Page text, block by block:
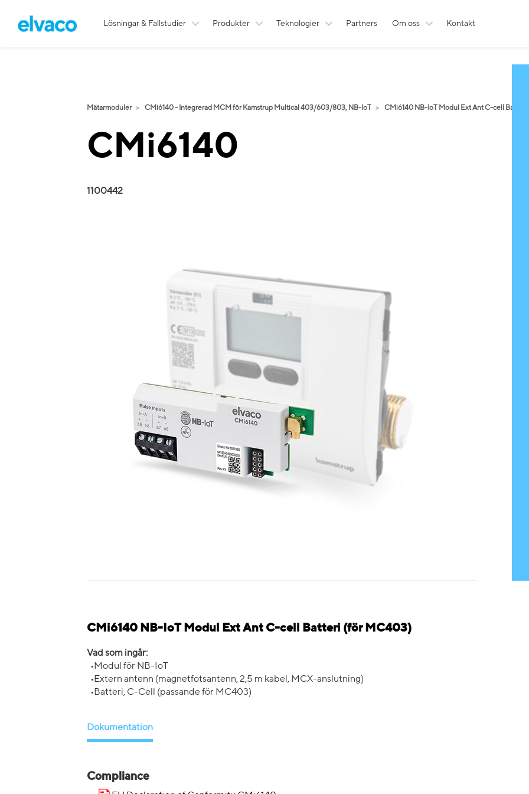
Lösningar & Fallstudier Produkter Teknologier Partners Om oss Kontakt
Mätarmoduler CMi6140 - Integrerad MCM för Kamstrup Multical 403/603/803, NB-IoT CMi6140 NB-IoT Modul Ext Ant C-cell Batteri
CMi6140
1100442
CMi6140 NB-IoT Modul Ext Ant C-cell Batteri (för MC403)
Vad som ingår:
•Modul för NB-IoT
•Extern antenn (magnetfotsantenn, 2,5 m kabel, MCX-anslutning)
•Batteri, C-Cell (passande för MC403)
Dokumentation
Compliance